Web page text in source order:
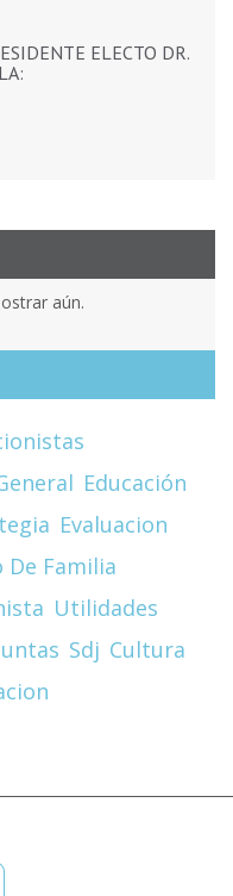
ELECTO DR.
aún.
Educación
Evaluacion
De Familia
Utilidades
Sdj Cultura